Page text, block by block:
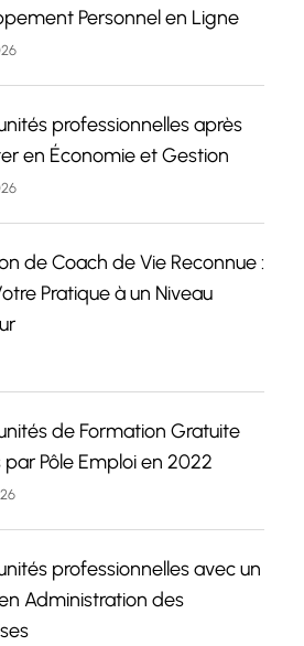
Personnel en Ligne
professionnelles après
en Économie et Gestion
de Coach de Vie Reconnue :
Pratique à un Niveau
de Formation Gratuite
Pôle Emploi en 2022
professionnelles avec un
Administration des